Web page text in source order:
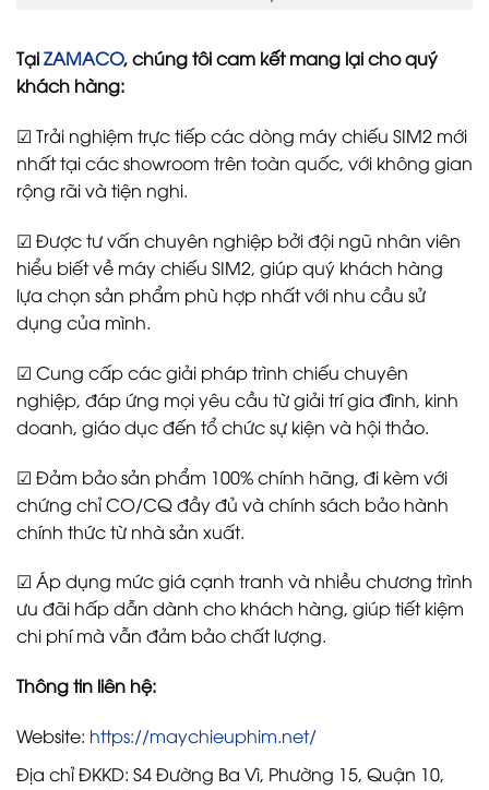
TạiZAMACO, chúng tôi cam kết mang lại cho quý
khách hàng:
☑ Trải nghiệm trực tiếp các dòng máy chiếu SIM2 mới
nhất tại các showroom trên toàn quốc, với không gian
rộng rãi và tiện nghi.
☑ Được tư vấn chuyên nghiệp bởi đội ngũ nhân viên
hiểu biết về máy chiếu SIM2, giúp quý khách hàng
lựa chọn sản phẩm phù hợp nhất với nhu cầu sử
dụng của mình.
☑ Cung cấp các giải pháp trình chiếu chuyên
nghiệp, đáp ứng mọi yêu cầu từ giải trí gia đình, kinh
doanh, giáo dục đến tổ chức sự kiện và hội thảo.
☑ Đảm bảo sản phẩm 100% chính hãng, đi kèm với
chứng chỉ CO/CQ đầy đủ và chính sách bảo hành
chính thức từ nhà sản xuất.
☑ Áp dụng mức giá cạnh tranh và nhiều chương trình
ưu đãi hấp dẫn dành cho khách hàng, giúp tiết kiệm
chi phí mà vẫn đảm bảo chất lượng.
Thông tin liên hệ:
Website: https://maychieuphim.net/
Địa chỉ ĐKKD: S4 Đường Ba Vì, Phường 15, Quận 10,